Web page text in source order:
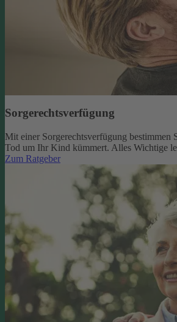
Sorgerechtsverfügung
Mit einer Sorgerechtsverfügung bestimmen
Tod um Ihr Kind kümmert. Alles Wichtige
Zum Ratgeber